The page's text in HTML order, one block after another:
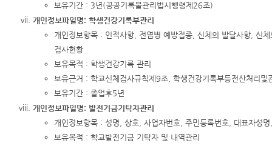
보유기간 : 3년(공공기록물관리법시행령제26조)
개인정보파일명: 학생건강기록부관리
개인정보항목 : 인적사항, 전염병 예방접종, 신체의 발달사항, 신
검사현황
보유목적 : 학생건강기록 관리
보유근거 : 학교신체검사규칙제9조, 학생건강기록부등전산처리및
보유기간 : 졸업후5년
개인정보파일명: 발전기금기탁자관리
개인정보항목 : 성명, 상호, 사업자번호, 주민등록번호, 대표자성
보유목적 : 학교발전기금 기탁자 및 내역관리